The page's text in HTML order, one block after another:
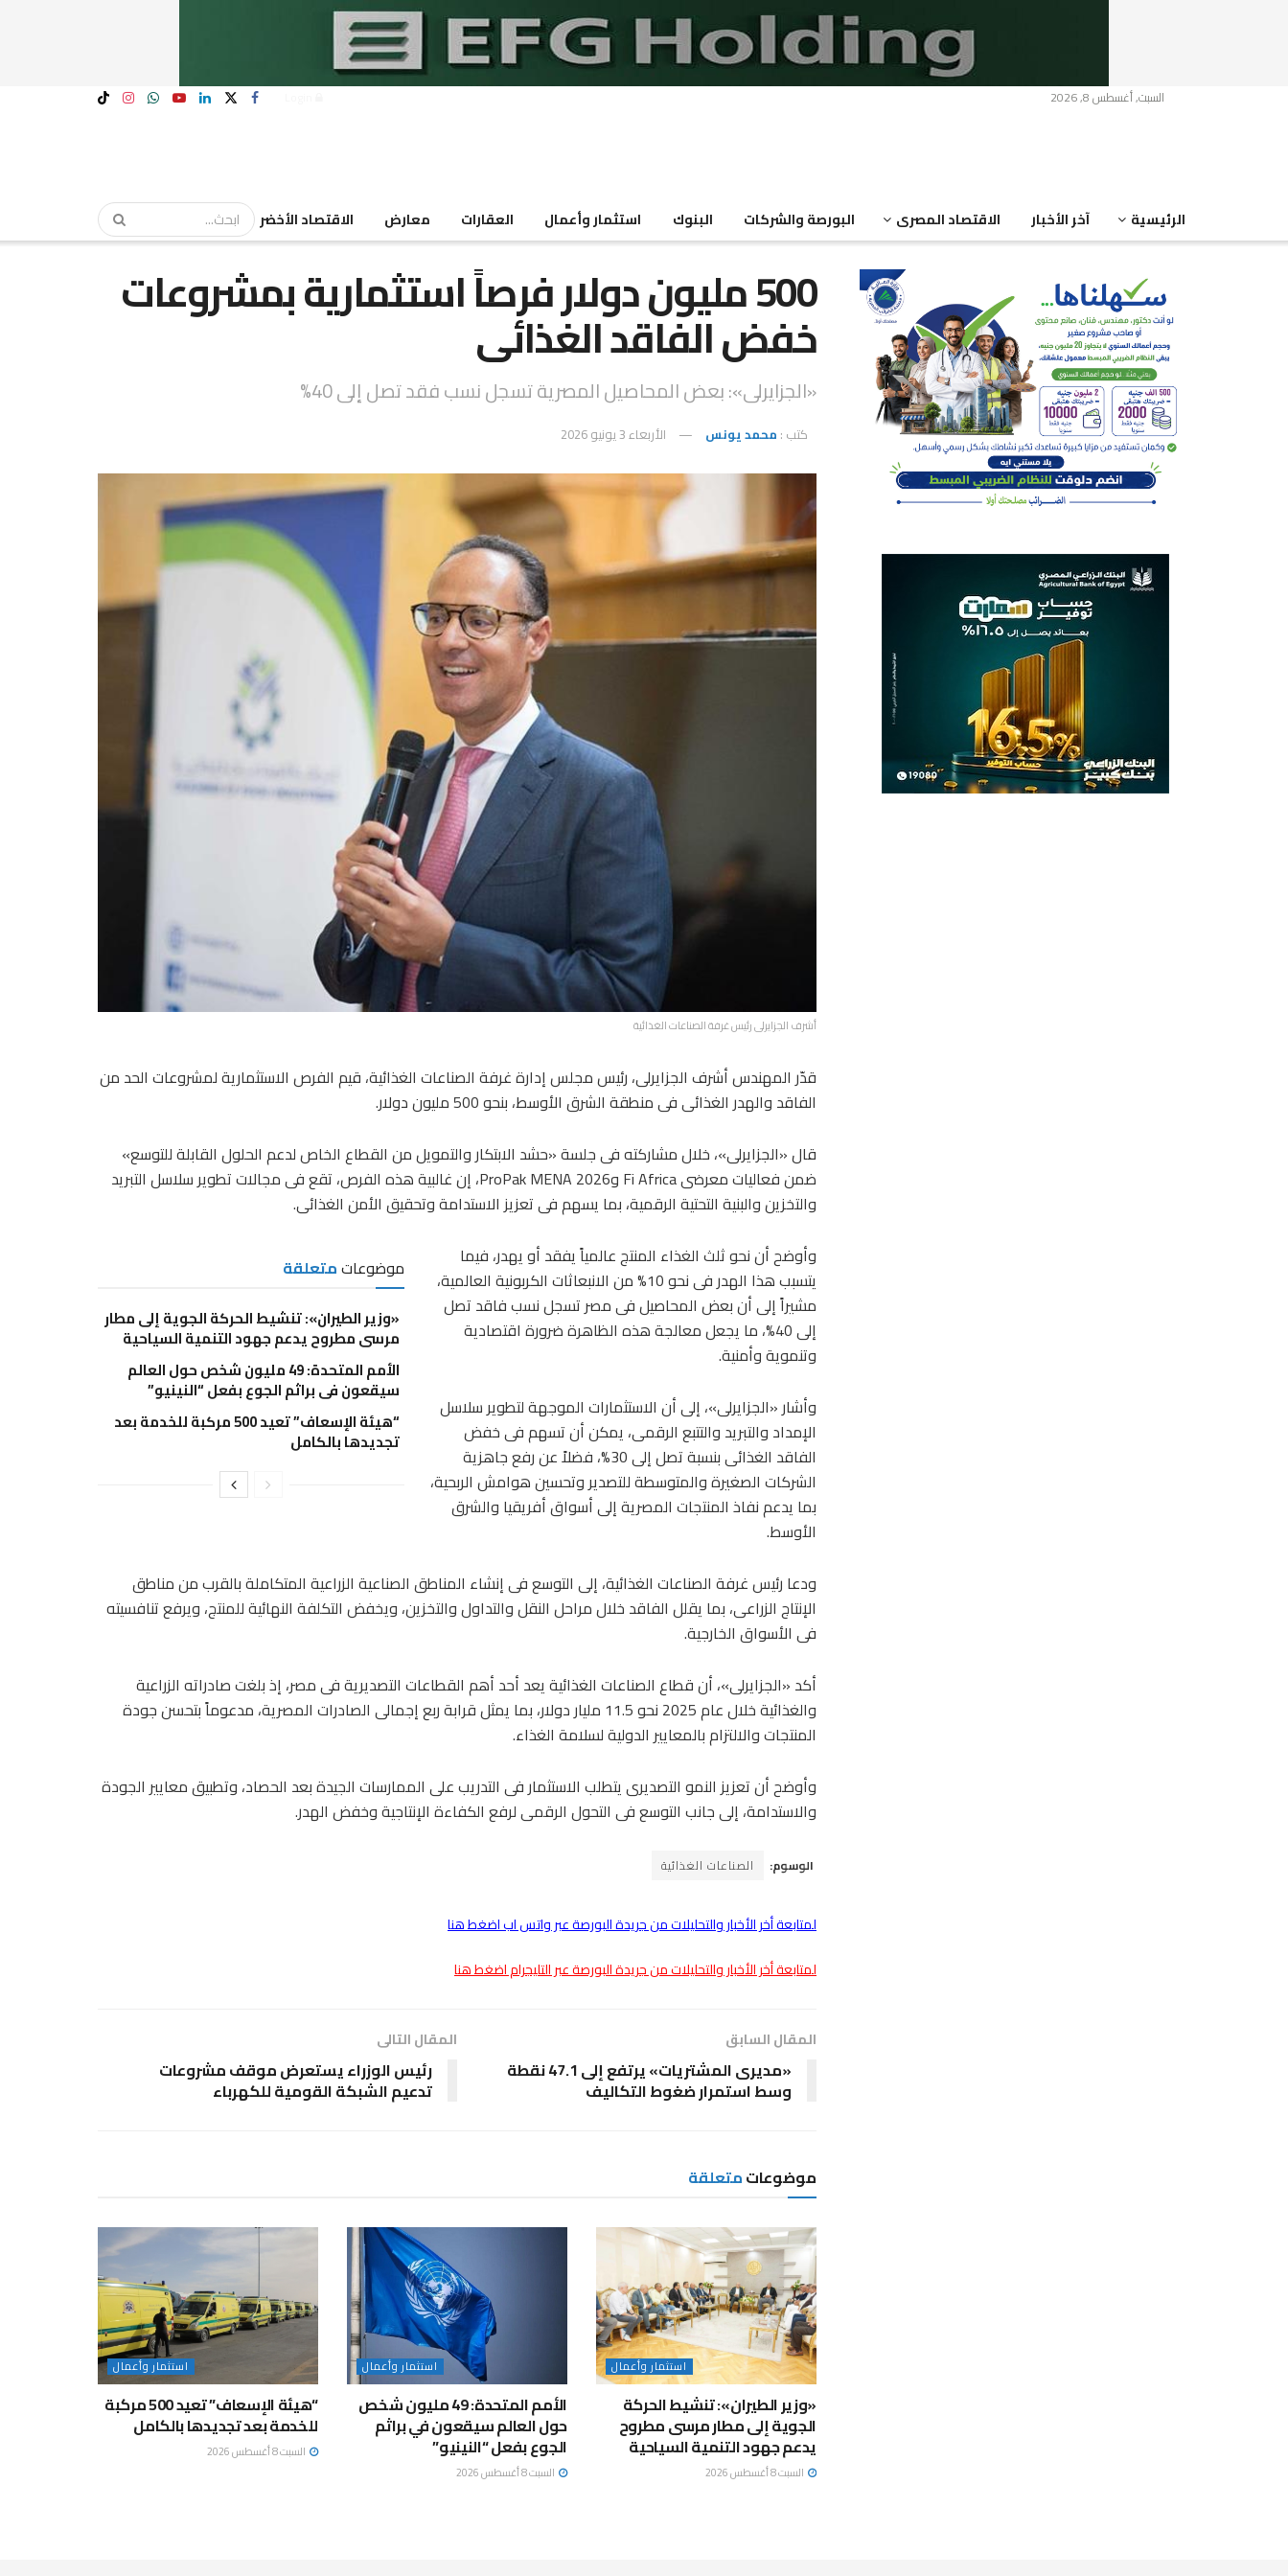
السبت, أغسطس 8, 2026
الرئيسية آخر الأخبار الاقتصاد المصرى البورصة والشركات البنوك استثمار وأعمال العقارات معارض الاقتصاد الأخضر
500 مليون دولار فرصاً استثمارية بمشروعات
خفض الفاقد الغذائى
«الجزايرلى»: بعض المحاصيل المصرية تسجل نسب فقد تصل إلى 40%
كتب : محمد يونس الأربعاء 3 يونيو 2026
أشرف الجزايرلى رئيس غرفة الصناعات الغذائية
قدّر المهندس أشرف الجزايرلى، رئيس مجلس إدارة غرفة الصناعات الغذائية، قيم الفرص الاستثمارية لمشروعات الحد من
الفاقد والهدر الغذائى فى منطقة الشرق الأوسط، بنحو 500 مليون دولار.
قال «الجزايرلى»، خلال مشاركته فى جلسة «حشد الابتكار والتمويل من القطاع الخاص لدعم الحلول القابلة للتوسع»
ضمن فعاليات معرضى Fi Africa وProPak MENA 2026، إن غالبية هذه الفرص، تقع فى مجالات تطوير سلاسل التبريد
والتخزين والبنية التحتية الرقمية، بما يسهم فى تعزيز الاستدامة وتحقيق الأمن الغذائى.
موضوعاتمتعلقة
«وزير الطيران»: تنشيط الحركة الجوية إلى مطار
مرسى مطروح يدعم جهود التنمية السياحية
الأمم المتحدة: 49 مليون شخص حول العالم
سيقعون في براثم الجوع بفعل “النينيو”
“هيئة الإسعاف” تعيد 500 مركبة للخدمة بعد
تجديدها بالكامل
وأوضح أن نحو ثلث الغذاء المنتج عالمياً يفقد أو يهدر، فيما
يتسبب هذا الهدر فى نحو 10% من الانبعاثات الكربونية العالمية،
مشيراً إلى أن بعض المحاصيل فى مصر تسجل نسب فاقد تصل
إلى 40%، ما يجعل معالجة هذه الظاهرة ضرورة اقتصادية
وتنموية وأمنية.
وأشار «الجزايرلى»، إلى أن الاستثمارات الموجهة لتطوير سلاسل
الإمداد والتبريد والتتبع الرقمى، يمكن أن تسهم فى خفض
الفاقد الغذائى بنسبة تصل إلى 30%، فضلاً عن رفع جاهزية
الشركات الصغيرة والمتوسطة للتصدير وتحسين هوامش الربحية،
بما يدعم نفاذ المنتجات المصرية إلى أسواق أفريقيا والشرق
الأوسط.
ودعا رئيس غرفة الصناعات الغذائية، إلى التوسع فى إنشاء المناطق الصناعية الزراعية المتكاملة بالقرب من مناطق
الإنتاج الزراعى، بما يقلل الفاقد خلال مراحل النقل والتداول والتخزين، ويخفض التكلفة النهائية للمنتج، ويرفع تنافسيته
فى الأسواق الخارجية.
أكد «الجزايرلى»، أن قطاع الصناعات الغذائية يعد أحد أهم القطاعات التصديرية فى مصر، إذ بلغت صادراته الزراعية
والغذائية خلال عام 2025 نحو 11.5 مليار دولار، بما يمثل قرابة ربع إجمالى الصادرات المصرية، مدعوماً بتحسن جودة
المنتجات والالتزام بالمعايير الدولية لسلامة الغذاء.
وأوضح أن تعزيز النمو التصديرى يتطلب الاستثمار فى التدريب على الممارسات الجيدة بعد الحصاد، وتطبيق معايير الجودة
والاستدامة، إلى جانب التوسع فى التحول الرقمى لرفع الكفاءة الإنتاجية وخفض الهدر.
الوسوم: الصناعات الغذائية
لمتابعة أخر الأخبار والتحليلات من جريدة البورصة عبر واتس اب اضغط هنا
لمتابعة أخر الأخبار والتحليلات من جريدة البورصة عبر التليجرام اضغط هنا
المقال السابق
«مديرى المشتريات» يرتفع إلى 47.1 نقطة
وسط استمرار ضغوط التكاليف
المقال التالى
رئيس الوزراء يستعرض موقف مشروعات
تدعيم الشبكة القومية للكهرباء
موضوعاتمتعلقة
استثمار وأعمال
«وزير الطيران»: تنشيط الحركة
الجوية إلى مطار مرسى مطروح
يدعم جهود التنمية السياحية
السبت 8 أغسطس 2026
استثمار وأعمال
الأمم المتحدة: 49 مليون شخص
حول العالم سيقعون في براثم
الجوع بفعل “النينيو”
السبت 8 أغسطس 2026
استثمار وأعمال
“هيئة الإسعاف” تعيد 500 مركبة
للخدمة بعد تجديدها بالكامل
السبت 8 أغسطس 2026